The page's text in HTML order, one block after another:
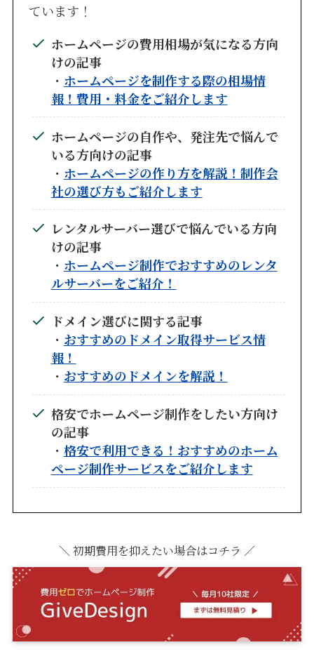
ています！
ホームページの費用相場が気になる方向
けの記事
・ ホームページを制作する際の相場情
報！費用・料金をご紹介します
ホームページの自作や、発注先で悩んで
いる方向けの記事
・ ホームページの作り方を解説！制作会
社の選び方もご紹介します
レンタルサーバー選びで悩んでいる方向
けの記事
・ ホームページ制作でおすすめのレンタ
ルサーバーをご紹介！
ドメイン選びに関する記事
・ おすすめのドメイン取得サービス情
報！
・ おすすめのドメインを解説！
格安でホームページ制作をしたい方向け
の記事
・ 格安で利用できる！おすすめのホーム
ページ制作サービスをご紹介します
＼ 初期費用を抑えたい場合はコチラ ／